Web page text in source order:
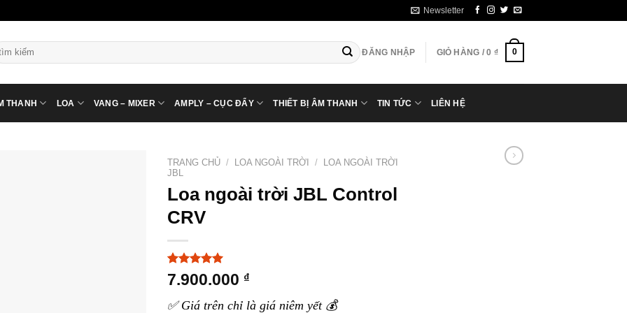
Newsletter
ĐĂNG NHẬP GIỎ HÀNG /0 ₫ 0
THANH LOA VANG – MIXER AMPLY – CỤC ĐẨY THIẾT BỊ ÂM THANH TIN TỨC LIÊN HỆ
TRANG CHỦ / LOA NGOÀI TRỜI /
LOA NGOÀI TRỜI
JBL
Loa ngoài trời JBL Control
CRV
5.00trên 5
dựa trên
3
7.900.000 ₫
✅ Giá trên chỉ là giá niêm yết 💰